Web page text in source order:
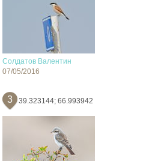
Солдатов Валентин
07/05/2016
3 39.323144; 66.993942